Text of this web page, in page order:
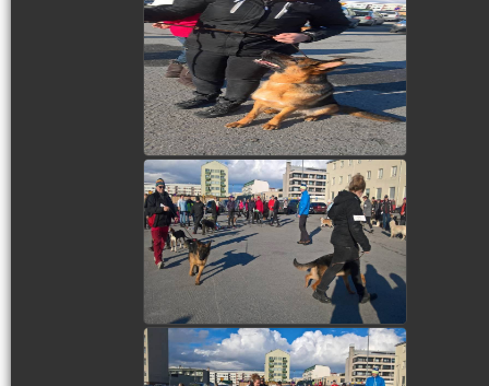
view picture
view picture
view picture